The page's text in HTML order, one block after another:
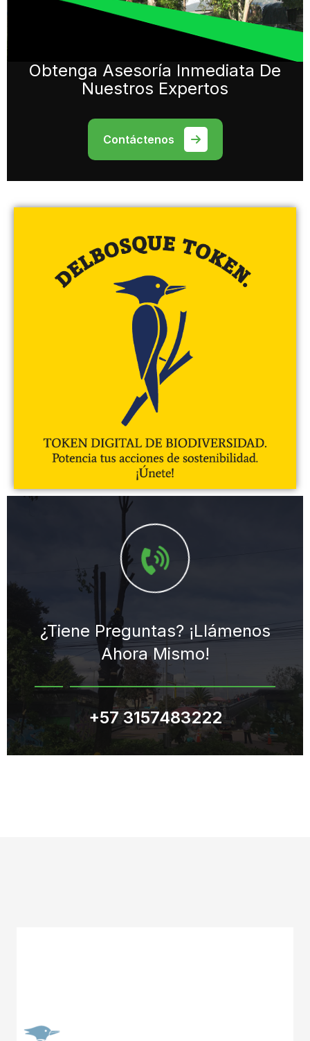
Obtenga Asesoría Inmediata De
Nuestros Expertos
Contáctenos
¿Tiene Preguntas? ¡Llámenos
Ahora Mismo!
+57 3157483222